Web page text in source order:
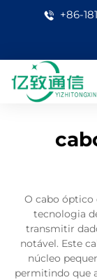
+86-
O cabo óptico
tecnologia
transmitir
notável. Este
núcleo
permitindo que